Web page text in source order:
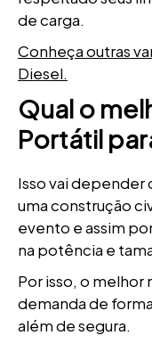
de carga.
Conheça outras
Diesel.
Qual o
Portátil
Isso vai depender
uma construção
evento e assim
na potência e
Por isso, o melhor
demanda de
além de segura.